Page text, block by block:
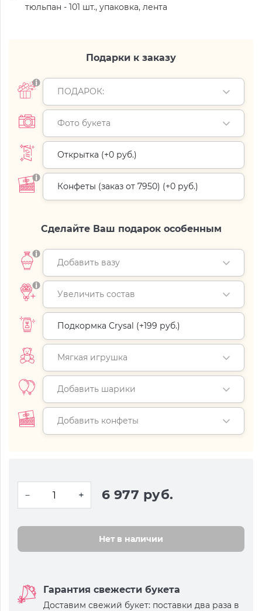
тюльпан - 101 шт., упаковка, лента
Подарки к заказу
ПОДАРОК:
Фото букета
Открытка (+0 руб.)
Конфеты (заказ от 7950) (+0 руб.)
Сделайте Ваш подарок особенным
Добавить вазу
Увеличить состав
Подкормка Crysal (+199 руб.)
Мягкая игрушка
Добавить шарики
Добавить конфеты
6 977 руб.
Нет в наличии
Гарантия свежести букета
Доставим свежий букет: поставки два раза в